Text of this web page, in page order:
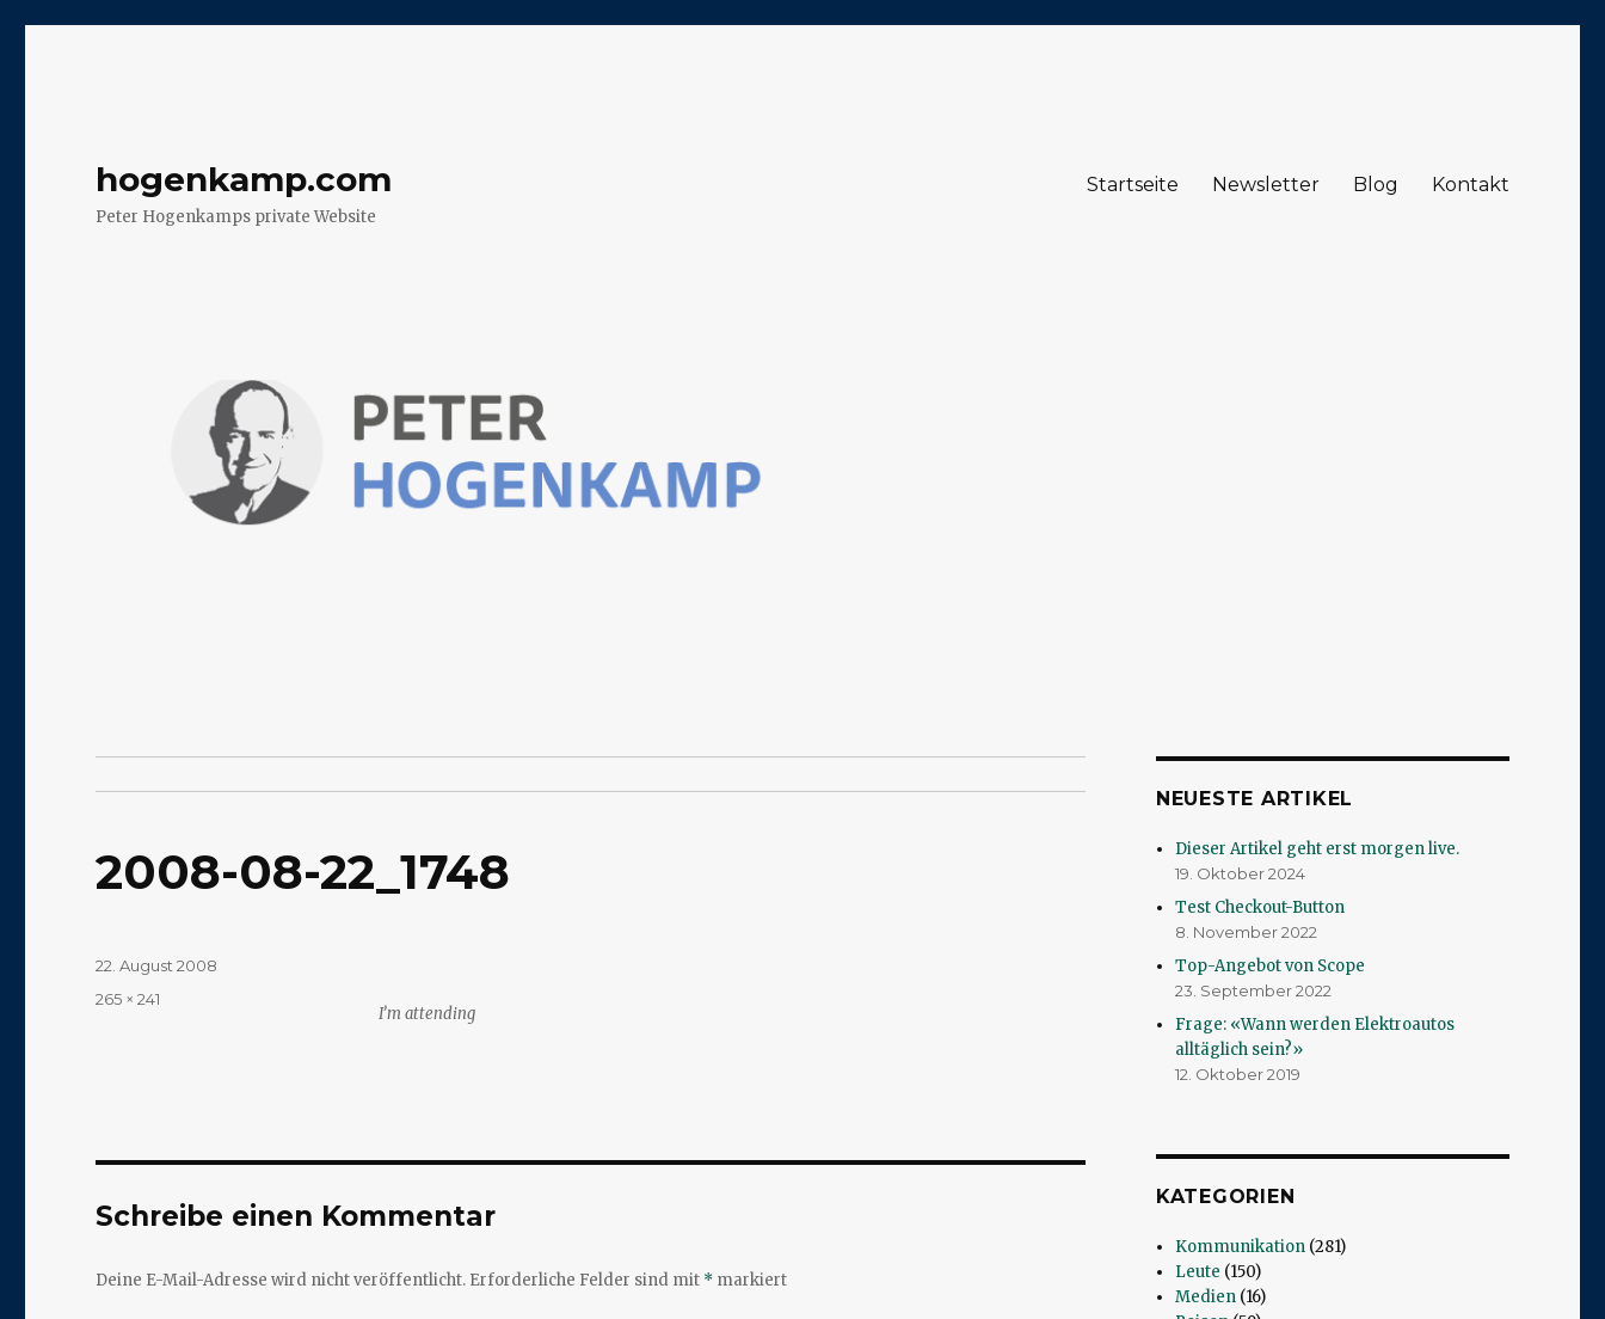
hogenkamp.com
Peter Hogenkamps private Website
Startseite Newsletter Blog Kontakt
2008-08-22_1748
I’m attending
Veröffentlicht
22. August 2008
Volle
265 × 241
Schreibe einen Kommentar
Deine E-Mail-Adresse wird nicht veröffentlicht. Erforderliche Felder sind mit * markiert
NEUESTE ARTIKEL
Dieser Artikel geht erst morgen live.
19. Oktober 2024
Test Checkout-Button
8. November 2022
Top-Angebot von Scope
23. September 2022
Frage: «Wann werden Elektroautos
alltäglich sein?»
12. Oktober 2019
KATEGORIEN
Kommunikation (281)
Leute (150)
Medien (16)